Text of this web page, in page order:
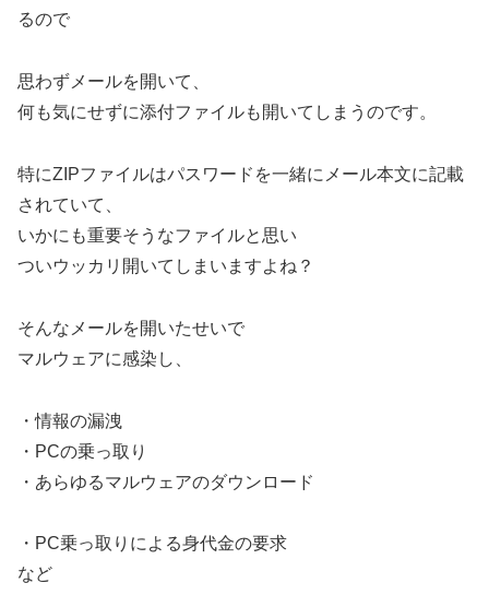
るので
思わずメールを開いて、
何も気にせずに添付ファイルも開いてしまうのです。
特にZIPファイルはパスワードを一緒にメール本文に記載
されていて、
いかにも重要そうなファイルと思い
ついウッカリ開いてしまいますよね？
そんなメールを開いたせいで
マルウェアに感染し、
・情報の漏洩
・PCの乗っ取り
・あらゆるマルウェアのダウンロード
・PC乗っ取りによる身代金の要求
など